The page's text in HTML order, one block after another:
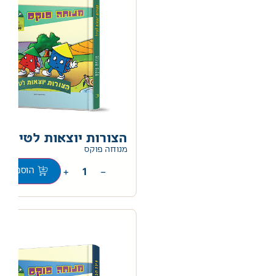
הצורות יוצאות לטיול
מנוחה פוקס
−
+ הוספה